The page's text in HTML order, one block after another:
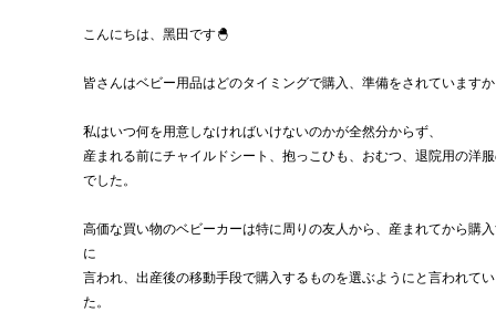
こんにちは、黑田です🐣
皆さんはベビー用品はどのタイミングで購入、準備をされています
私はいつ何を用意しなければいけないのかが全然分からず、
産まれる前にチャイルドシート、抱っこひも、おむつ、退院用の洋
でした。
高価な買い物のベビーカーは特に周りの友人から、産まれてから購
に
言われ、出産後の移動手段で購入するものを選ぶようにと言われて
た。